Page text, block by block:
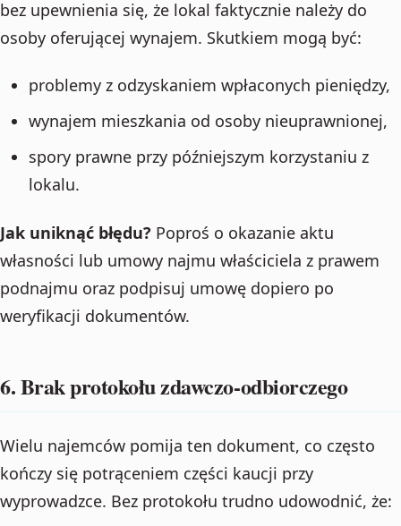
bez upewnienia się, że lokal faktycznie należy do
osoby oferującej wynajem. Skutkiem mogą być:
problemy z odzyskaniem wpłaconych pieniędzy,
wynajem mieszkania od osoby nieuprawnionej,
spory prawne przy późniejszym korzystaniu z
lokalu.
Jak uniknąć błędu? Poproś o okazanie aktu
własności lub umowy najmu właściciela z prawem
podnajmu oraz podpisuj umowę dopiero po
weryfikacji dokumentów.
6. Brak protokołu zdawczo-odbiorczego
Wielu najemców pomija ten dokument, co często
kończy się potrąceniem części kaucji przy
wyprowadzce. Bez protokołu trudno udowodnić, że: